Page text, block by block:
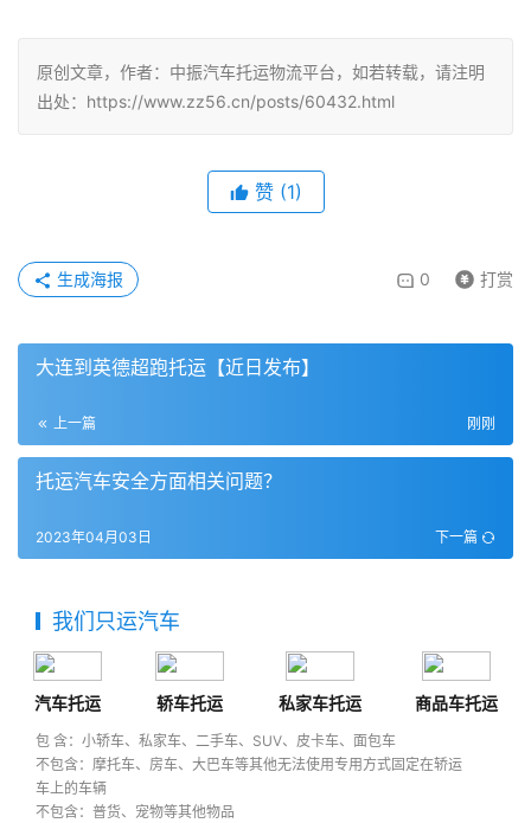
原创文章，作者：中振汽车托运物流平台，如若转载，请注明
出处：https://www.zz56.cn/posts/60432.html
赞 (1)
0 打赏
生成海报
大连到英德超跑托运【近日发布】
上一篇 刚刚
托运汽车安全方面相关问题？
下一篇
2023年04月03日
我们只运汽车
汽车托运 轿车托运 私家车托运 商品车托运
包 含：小轿车、私家车、二手车、SUV、皮卡车、面包车
不包含：摩托车、房车、大巴车等其他无法使用专用方式固定在轿运
车上的车辆
不包含：普货、宠物等其他物品